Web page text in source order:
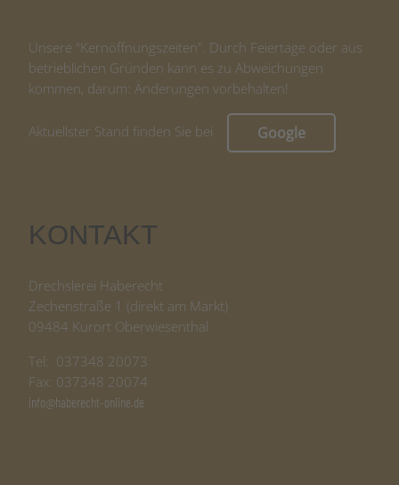
Unsere "Kernöffnungszeiten". Durch Feiertage oder aus
betrieblichen Gründen kann es zu Abweichungen
kommen, darum: Änderungen vorbehalten!
Aktuellster Stand finden Sie bei Google
KONTAKT
Drechslerei Haberecht
Zechenstraße 1 (direkt am Markt)
09484 Kurort Oberwiesenthal
Tel: 037348 20073
Fax: 037348 20074
info@haberecht-online.de